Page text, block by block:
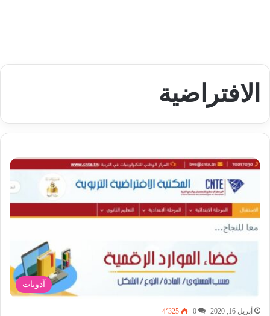
الافتراضية
آدونات
أبريل 16, 2020 0 4٬325